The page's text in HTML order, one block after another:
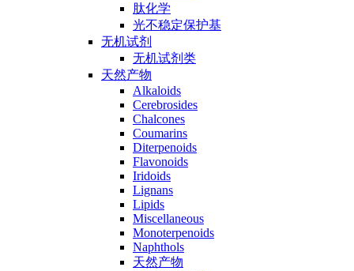
肽化学
光不稳定保护基
无机试剂
无机试剂类
天然产物
Alkaloids
Cerebrosides
Chalcones
Coumarins
Diterpenoids
Flavonoids
Iridoids
Lignans
Lipids
Miscellaneous
Monoterpenoids
Naphthols
天然产物